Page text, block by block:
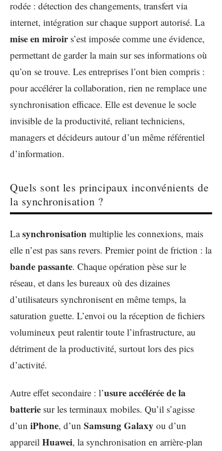
rodée : détection des changements, transfert via
internet, intégration sur chaque support autorisé. La
mise en miroirs’est imposée comme une évidence,
permettant de garder la main sur ses informations où
qu’on se trouve. Les entreprises l’ont bien compris :
pour accélérer la collaboration, rien ne remplace une
synchronisation efficace. Elle est devenue le socle
invisible de la productivité, reliant techniciens,
managers et décideurs autour d’un même référentiel
d’information.
Quels sont les principaux inconvénients de
la synchronisation ?
Lasynchronisation multiplie les connexions, mais
elle n’est pas sans revers. Premier point de friction : la
bande passante. Chaque opération pèse sur le
réseau, et dans les bureaux où des dizaines
d’utilisateurs synchronisent en même temps, la
saturation guette. L’envoi ou la réception de fichiers
volumineux peut ralentir toute l’infrastructure, au
détriment de la productivité, surtout lors des pics
d’activité.
Autre effet secondaire : l’usure accélérée de la
batterie sur les terminaux mobiles. Qu’il s’agisse
d’un iPhone, d’un Samsung Galaxy ou d’un
appareil Huawei, la synchronisation en arrière-plan